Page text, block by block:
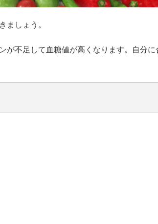
ましょう。
不足して血糖値が高くなります。自分